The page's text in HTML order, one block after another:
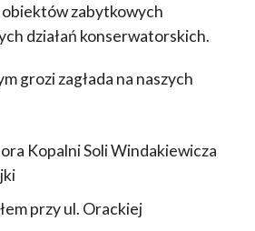
zabytkowych
działań konserwatorskich.
grozi zagłada na naszych
Kopalni Soli Windakiewicza
przy ul. Orackiej